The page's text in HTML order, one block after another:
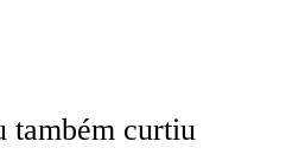
também curtiu